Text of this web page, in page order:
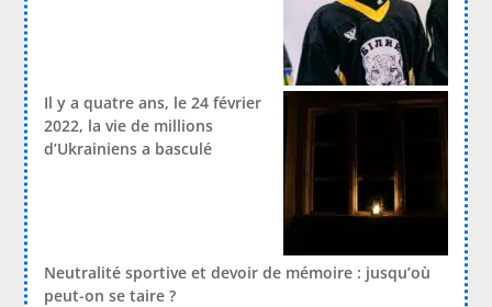
Il y a quatre ans, le 24 février
2022, la vie de millions
d’Ukrainiens a basculé
Neutralité sportive et devoir de mémoire : jusqu’où
peut-on se taire ?